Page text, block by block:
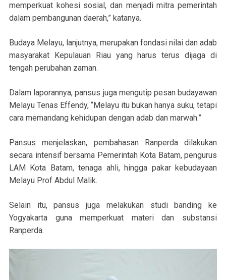
memperkuat kohesi sosial, dan menjadi mitra pemerintah
dalam pembangunan daerah,” katanya.
Budaya Melayu, lanjutnya, merupakan fondasi nilai dan adab
masyarakat Kepulauan Riau yang harus terus dijaga di
tengah perubahan zaman.
Dalam laporannya, pansus juga mengutip pesan budayawan
Melayu Tenas Effendy, “Melayu itu bukan hanya suku, tetapi
cara memandang kehidupan dengan adab dan marwah.”
Pansus menjelaskan, pembahasan Ranperda dilakukan
secara intensif bersama Pemerintah Kota Batam, pengurus
LAM Kota Batam, tenaga ahli, hingga pakar kebudayaan
Melayu Prof Abdul Malik.
Selain itu, pansus juga melakukan studi banding ke
Yogyakarta guna memperkuat materi dan substansi
Ranperda.